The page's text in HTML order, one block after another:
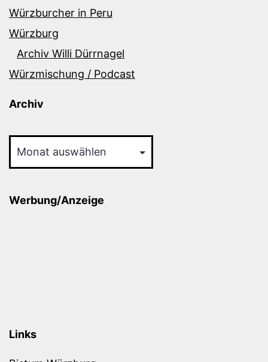
Würzburcher in Peru
Würzburg
Archiv Willi Dürrnagel
Würzmischung / Podcast
Archiv
Werbung/Anzeige
Links